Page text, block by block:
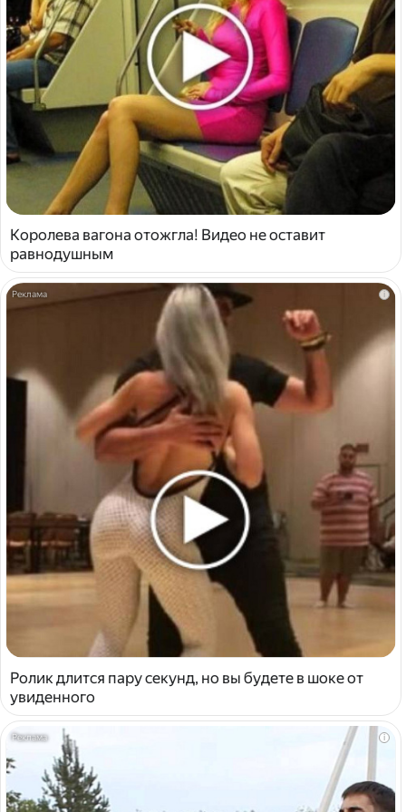
Королева вагона отожгла! Видео не оставит
равнодушным
i
Ролик длится пару секунд, но вы будете в шоке от
увиденного
i